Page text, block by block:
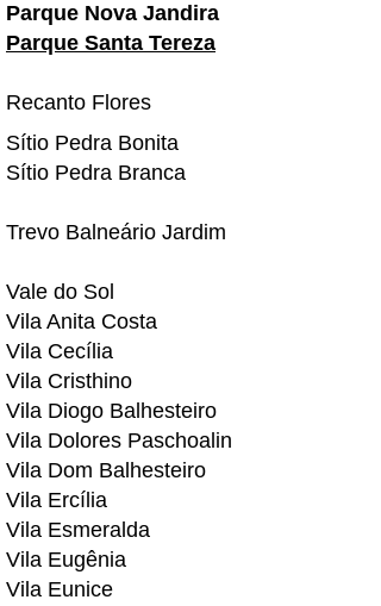
Parque Nova Jandira
Parque Santa Tereza
Recanto Flores
Sítio Pedra Bonita
Sítio Pedra Branca
Trevo Balneário Jardim
Vale do Sol
Vila Anita Costa
Vila Cecília
Vila Cristhino
Vila Diogo Balhesteiro
Vila Dolores Paschoalin
Vila Dom Balhesteiro
Vila Ercília
Vila Esmeralda
Vila Eugênia
Vila Eunice